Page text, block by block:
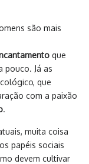
são mais
que
pouco. Já as
que
com a paixão
.
muita coisa
papéis sociais
devem cultivar